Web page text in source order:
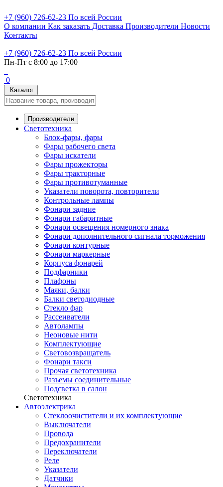
+7 (960) 726-62-23 По всей России
О компании Как заказать Доставка Производители Новости
Контакты
+7 (960) 726-62-23 По всей России
Пн-Пт с 8:00 до 17:00
0
Каталог
Производители
Светотехника
Блок-фары, фары
Фары рабочего света
Фары искатели
Фары прожекторы
Фары тракторные
Фары противотуманные
Указатели поворота, повторители
Контрольные лампы
Фонари задние
Фонари габаритные
Фонари освещения номерного знака
Фонари дополнительного сигнала торможения
Фонари контурные
Фонари маркерные
Корпуса фонарей
Подфарники
Плафоны
Маяки, балки
Балки светодиодные
Стекло фар
Рассеиватели
Автолампы
Неоновые нити
Комплектующие
Световозвращатель
Фонари такси
Прочая светотехника
Разъемы соединительные
Подсветка в салон
Светотехника
Автоэлектрика
Стеклоочистители и их комплектующие
Выключатели
Провода
Предохранители
Переключатели
Реле
Указатели
Датчики